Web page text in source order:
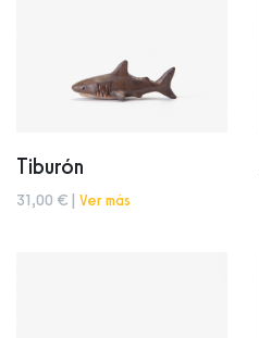
Tiburón
31,00 € | Ver más